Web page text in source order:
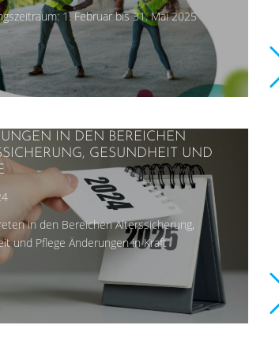
1. Februar bis 31. Mai 2025
IN DEN BEREICHEN
GESUNDHEIT UND
in den Bereichen Alterssicherung,
und Pflege Änderungen in Kraft